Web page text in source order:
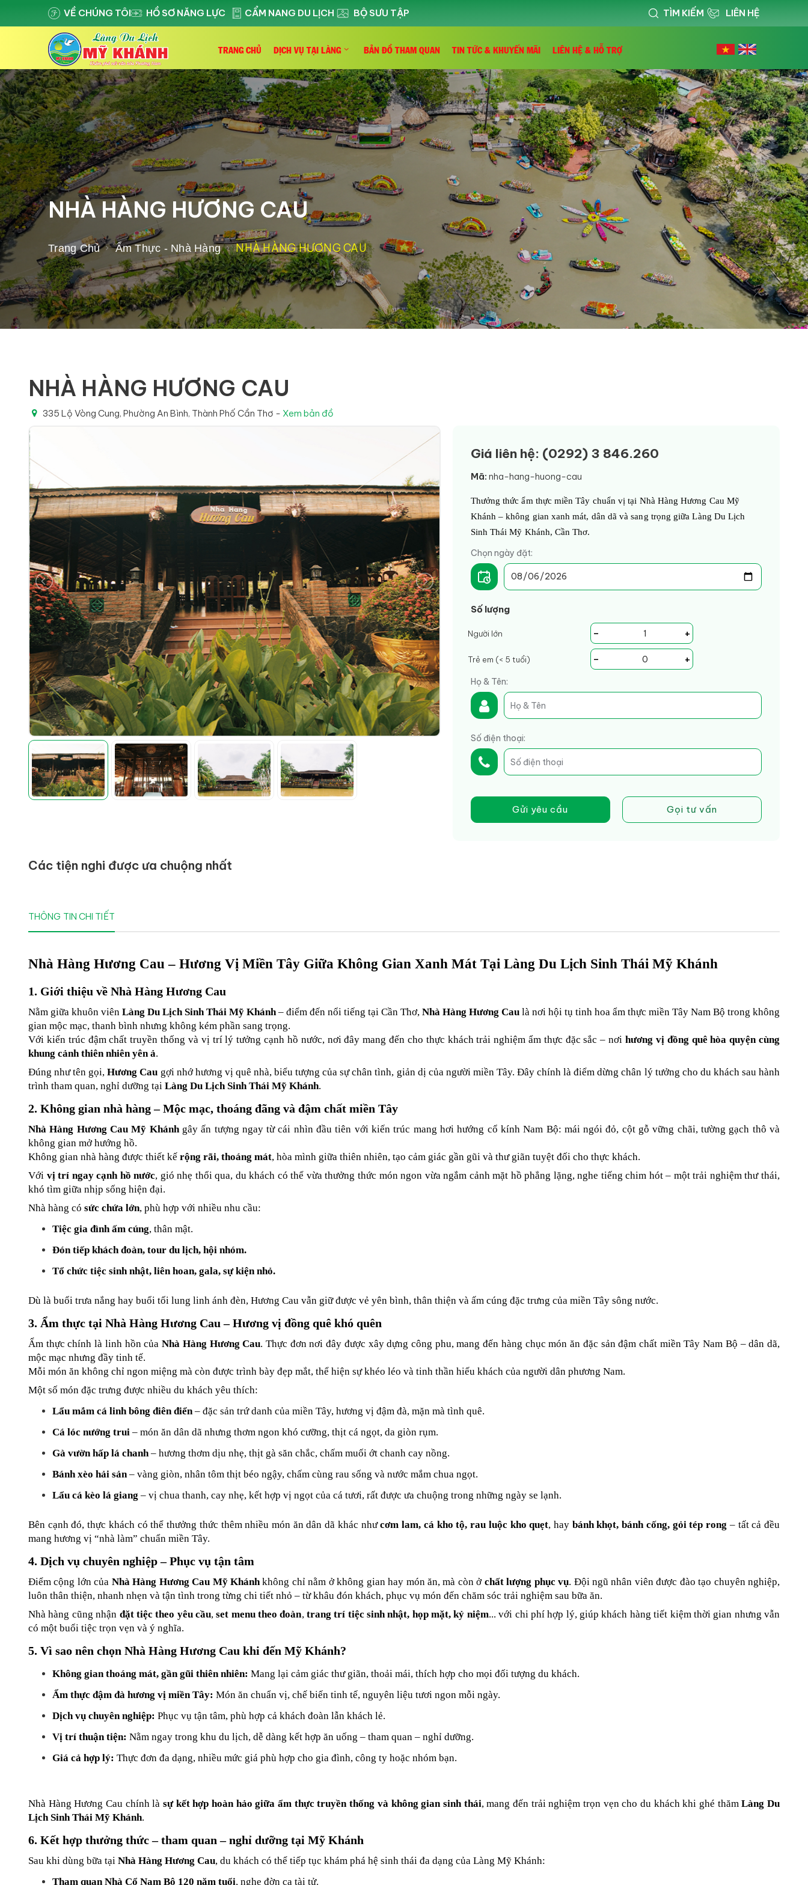
VỀ CHÚNG TÔI HỒ SƠ NĂNG LỰC CẨM NANG DU LỊCH BỘ SƯU TẬP TÌM KIẾM LIÊN HỆ
TRANG CHỦ DỊCH VỤ TẠI LÀNG BẢN ĐỒ THAM QUAN TIN TỨC & KHUYẾN MÃI LIÊN HỆ & HỖ TRỢ
NHÀ HÀNG HƯƠNG CAU
Trang Chủ Ẩm Thực - Nhà Hàng NHÀ HÀNG HƯƠNG CAU
NHÀ HÀNG HƯƠNG CAU
335 Lộ Vòng Cung, Phường An Bình, Thành Phố Cần Thơ - Xem bản đồ
Giá liên hệ: (0292) 3 846.260
Mã: nha-hang-huong-cau
Thưởng thức ẩm thực miền Tây chuẩn vị tại Nhà Hàng Hương Cau Mỹ
Khánh – không gian xanh mát, dân dã và sang trọng giữa Làng Du Lịch
Sinh Thái Mỹ Khánh, Cần Thơ.
Chọn ngày đặt:
Số lượng
Người lớn - +
Trẻ em (< 5 tuổi) - +
Họ & Tên:
Số điện thoại:
Gửi yêu cầu Gọi tư vấn
Các tiện nghi được ưa chuộng nhất
THÔNG TIN CHI TIẾT
Nhà Hàng Hương Cau – Hương Vị Miền Tây Giữa Không Gian Xanh Mát Tại Làng Du Lịch Sinh Thái Mỹ Khánh
1. Giới thiệu về Nhà Hàng Hương Cau
Nằm giữa khuôn viên Làng Du Lịch Sinh Thái Mỹ Khánh – điểm đến nổi tiếng tại Cần Thơ, Nhà Hàng Hương Cau là nơi hội tụ tinh hoa ẩm thực miền Tây Nam Bộ trong không
gian mộc mạc, thanh bình nhưng không kém phần sang trọng.
Với kiến trúc đậm chất truyền thống và vị trí lý tưởng cạnh hồ nước, nơi đây mang đến cho thực khách trải nghiệm ẩm thực đặc sắc – nơi hương vị đồng quê hòa quyện cùng
khung cảnh thiên nhiên yên ả.
Đúng như tên gọi, Hương Cau gợi nhớ hương vị quê nhà, biểu tượng của sự chân tình, giản dị của người miền Tây. Đây chính là điểm dừng chân lý tưởng cho du khách sau hành
trình tham quan, nghỉ dưỡng tại Làng Du Lịch Sinh Thái Mỹ Khánh.
2. Không gian nhà hàng – Mộc mạc, thoáng đãng và đậm chất miền Tây
Nhà Hàng Hương Cau Mỹ Khánh gây ấn tượng ngay từ cái nhìn đầu tiên với kiến trúc mang hơi hướng cổ kính Nam Bộ: mái ngói đỏ, cột gỗ vững chãi, tường gạch thô và
không gian mở hướng hồ.
Không gian nhà hàng được thiết kế rộng rãi, thoáng mát, hòa mình giữa thiên nhiên, tạo cảm giác gần gũi và thư giãn tuyệt đối cho thực khách.
Với vị trí ngay cạnh hồ nước, gió nhẹ thổi qua, du khách có thể vừa thưởng thức món ngon vừa ngắm cảnh mặt hồ phẳng lặng, nghe tiếng chim hót – một trải nghiệm thư thái,
khó tìm giữa nhịp sống hiện đại.
Nhà hàng có sức chứa lớn, phù hợp với nhiều nhu cầu:
Tiệc gia đình ấm cúng, thân mật.
Đón tiếp khách đoàn, tour du lịch, hội nhóm.
Tổ chức tiệc sinh nhật, liên hoan, gala, sự kiện nhỏ.
Dù là buổi trưa nắng hay buổi tối lung linh ánh đèn, Hương Cau vẫn giữ được vẻ yên bình, thân thiện và ấm cúng đặc trưng của miền Tây sông nước.
3. Ẩm thực tại Nhà Hàng Hương Cau – Hương vị đồng quê khó quên
Ẩm thực chính là linh hồn của Nhà Hàng Hương Cau. Thực đơn nơi đây được xây dựng công phu, mang đến hàng chục món ăn đặc sản đậm chất miền Tây Nam Bộ – dân dã,
mộc mạc nhưng đầy tinh tế.
Mỗi món ăn không chỉ ngon miệng mà còn được trình bày đẹp mắt, thể hiện sự khéo léo và tinh thần hiếu khách của người dân phương Nam.
Một số món đặc trưng được nhiều du khách yêu thích:
Lẩu mắm cá linh bông điên điển – đặc sản trứ danh của miền Tây, hương vị đậm đà, mặn mà tình quê.
Cá lóc nướng trui – món ăn dân dã nhưng thơm ngon khó cưỡng, thịt cá ngọt, da giòn rụm.
Gà vườn hấp lá chanh – hương thơm dịu nhẹ, thịt gà săn chắc, chấm muối ớt chanh cay nồng.
Bánh xèo hải sản – vàng giòn, nhân tôm thịt béo ngậy, chấm cùng rau sống và nước mắm chua ngọt.
Lẩu cá kèo lá giang – vị chua thanh, cay nhẹ, kết hợp vị ngọt của cá tươi, rất được ưa chuộng trong những ngày se lạnh.
Bên cạnh đó, thực khách có thể thưởng thức thêm nhiều món ăn dân dã khác như cơm lam, cá kho tộ, rau luộc kho quẹt, hay bánh khọt, bánh cống, gỏi tép rong – tất cả đều
mang hương vị “nhà làm” chuẩn miền Tây.
4. Dịch vụ chuyên nghiệp – Phục vụ tận tâm
Điểm cộng lớn của Nhà Hàng Hương Cau Mỹ Khánh không chỉ nằm ở không gian hay món ăn, mà còn ở chất lượng phục vụ. Đội ngũ nhân viên được đào tạo chuyên nghiệp,
luôn thân thiện, nhanh nhẹn và tận tình trong từng chi tiết nhỏ – từ khâu đón khách, phục vụ món đến chăm sóc trải nghiệm sau bữa ăn.
Nhà hàng cũng nhận đặt tiệc theo yêu cầu, set menu theo đoàn, trang trí tiệc sinh nhật, họp mặt, kỷ niệm... với chi phí hợp lý, giúp khách hàng tiết kiệm thời gian nhưng vẫn
có một buổi tiệc trọn vẹn và ý nghĩa.
5. Vì sao nên chọn Nhà Hàng Hương Cau khi đến Mỹ Khánh?
Không gian thoáng mát, gần gũi thiên nhiên: Mang lại cảm giác thư giãn, thoải mái, thích hợp cho mọi đối tượng du khách.
Ẩm thực đậm đà hương vị miền Tây: Món ăn chuẩn vị, chế biến tinh tế, nguyên liệu tươi ngon mỗi ngày.
Dịch vụ chuyên nghiệp: Phục vụ tận tâm, phù hợp cả khách đoàn lẫn khách lẻ.
Vị trí thuận tiện: Nằm ngay trong khu du lịch, dễ dàng kết hợp ăn uống – tham quan – nghỉ dưỡng.
Giá cả hợp lý: Thực đơn đa dạng, nhiều mức giá phù hợp cho gia đình, công ty hoặc nhóm bạn.
Nhà Hàng Hương Cau chính là sự kết hợp hoàn hảo giữa ẩm thực truyền thống và không gian sinh thái, mang đến trải nghiệm trọn vẹn cho du khách khi ghé thăm Làng Du
Lịch Sinh Thái Mỹ Khánh.
6. Kết hợp thưởng thức – tham quan – nghỉ dưỡng tại Mỹ Khánh
Sau khi dùng bữa tại Nhà Hàng Hương Cau, du khách có thể tiếp tục khám phá hệ sinh thái đa dạng của Làng Mỹ Khánh:
Tham quan Nhà Cổ Nam Bộ 120 năm tuổi, nghe đờn ca tài tử.